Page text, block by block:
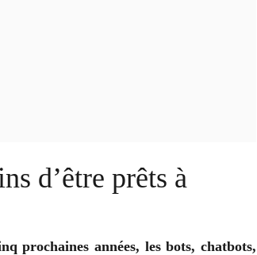
d’être prêts à
prochaines années, les bots, chatbots,